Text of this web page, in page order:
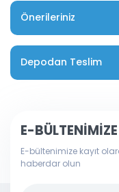
Önerileriniz
Depodan Teslim
E-
E-bültenimize kayıt
haberdar olun